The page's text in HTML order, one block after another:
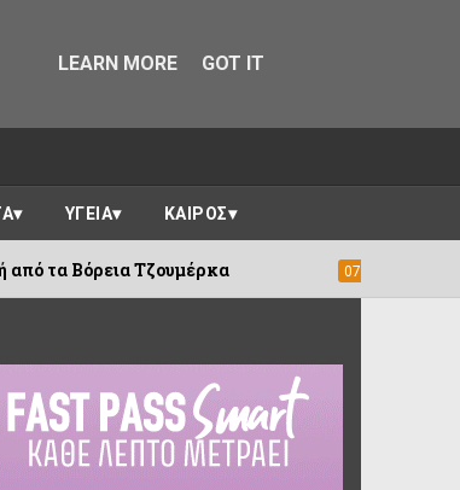
ΥΓΕΙΑ ΚΑΙΡΟΣ
07/08/2026 Πωγώνι:
LEARN MORE GOT IT